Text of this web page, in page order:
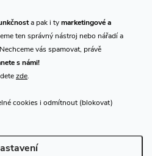
a pak i tymarketingové a
ten správný nástroj nebo nářadí a
vás spamovat, právě
s námi!
zde.
cookies i odmítnout (blokovat)